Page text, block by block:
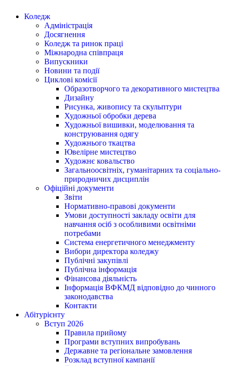
Коледж
Адміністрація
Досягнення
Коледж та ринок праці
Міжнародна співпраця
Випускники
Новини та події
Циклові комісії
Образотворчого та декоративного мистецтва
Дизайну
Рисунка, живопису та скульптури
Художньої обробки дерева
Художньої вишивки, моделювання та
конструювання одягу
Художнього ткацтва
Ювелірне мистецтво
Художнє ковальство
Загальноосвітніх, гуманітарних та соціально-
природничих дисциплін
Офіційні документи
Звіти
Нормативно-правові документи
Умови доступності закладу освіти для
навчання осіб з особливими освітніми
потребами
Система енергетичного менеджменту
Вибори директора коледжу
Публічні закупівлі
Публічна інформація
Фінансова діяльність
Інформація ВФКМД відповідно до чинного
законодавства
Контакти
Абітурієнту
Вступ 2026
Правила прийому
Програми вступних випробувань
Державне та регіональне замовлення
Розклад вступної кампанії